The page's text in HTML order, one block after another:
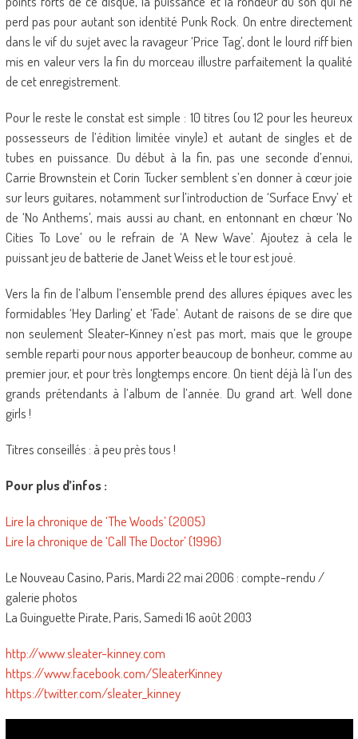
perd pas pour autant son identité Punk Rock. On entre directement
dans le vif du sujet avec la ravageur ‘Price Tag’, dont le lourd riff bien
mis en valeur vers la fin du morceau illustre parfaitement la qualité
de cet enregistrement.
Pour le reste le constat est simple : 10 titres (ou 12 pour les heureux
possesseurs de l’édition limitée vinyle) et autant de singles et de
tubes en puissance. Du début à la fin, pas une seconde d’ennui,
Carrie Brownstein et Corin Tucker semblent s’en donner à cœur joie
sur leurs guitares, notamment sur l’introduction de ‘Surface Envy’ et
de ‘No Anthems’, mais aussi au chant, en entonnant en chœur ‘No
Cities To Love’ ou le refrain de ‘A New Wave’. Ajoutez à cela le
puissant jeu de batterie de Janet Weiss et le tour est joué.
Vers la fin de l’album l’ensemble prend des allures épiques avec les
formidables ‘Hey Darling’ et ‘Fade’. Autant de raisons de se dire que
non seulement Sleater-Kinney n’est pas mort, mais que le groupe
semble reparti pour nous apporter beaucoup de bonheur, comme au
premier jour, et pour très longtemps encore. On tient déjà là l’un des
grands prétendants à l’album de l’année. Du grand art. Well done
girls !
Titres conseillés : à peu près tous !
Pour plus d’infos :
Lire la chronique de ‘The Woods’ (2005)
Lire la chronique de ‘Call The Doctor’ (1996)
Le Nouveau Casino, Paris, Mardi 22 mai 2006 : compte-rendu /
galerie photos
La Guinguette Pirate, Paris, Samedi 16 août 2003
http://www.sleater-kinney.com
https://www.facebook.com/SleaterKinney
https://twitter.com/sleater_kinney